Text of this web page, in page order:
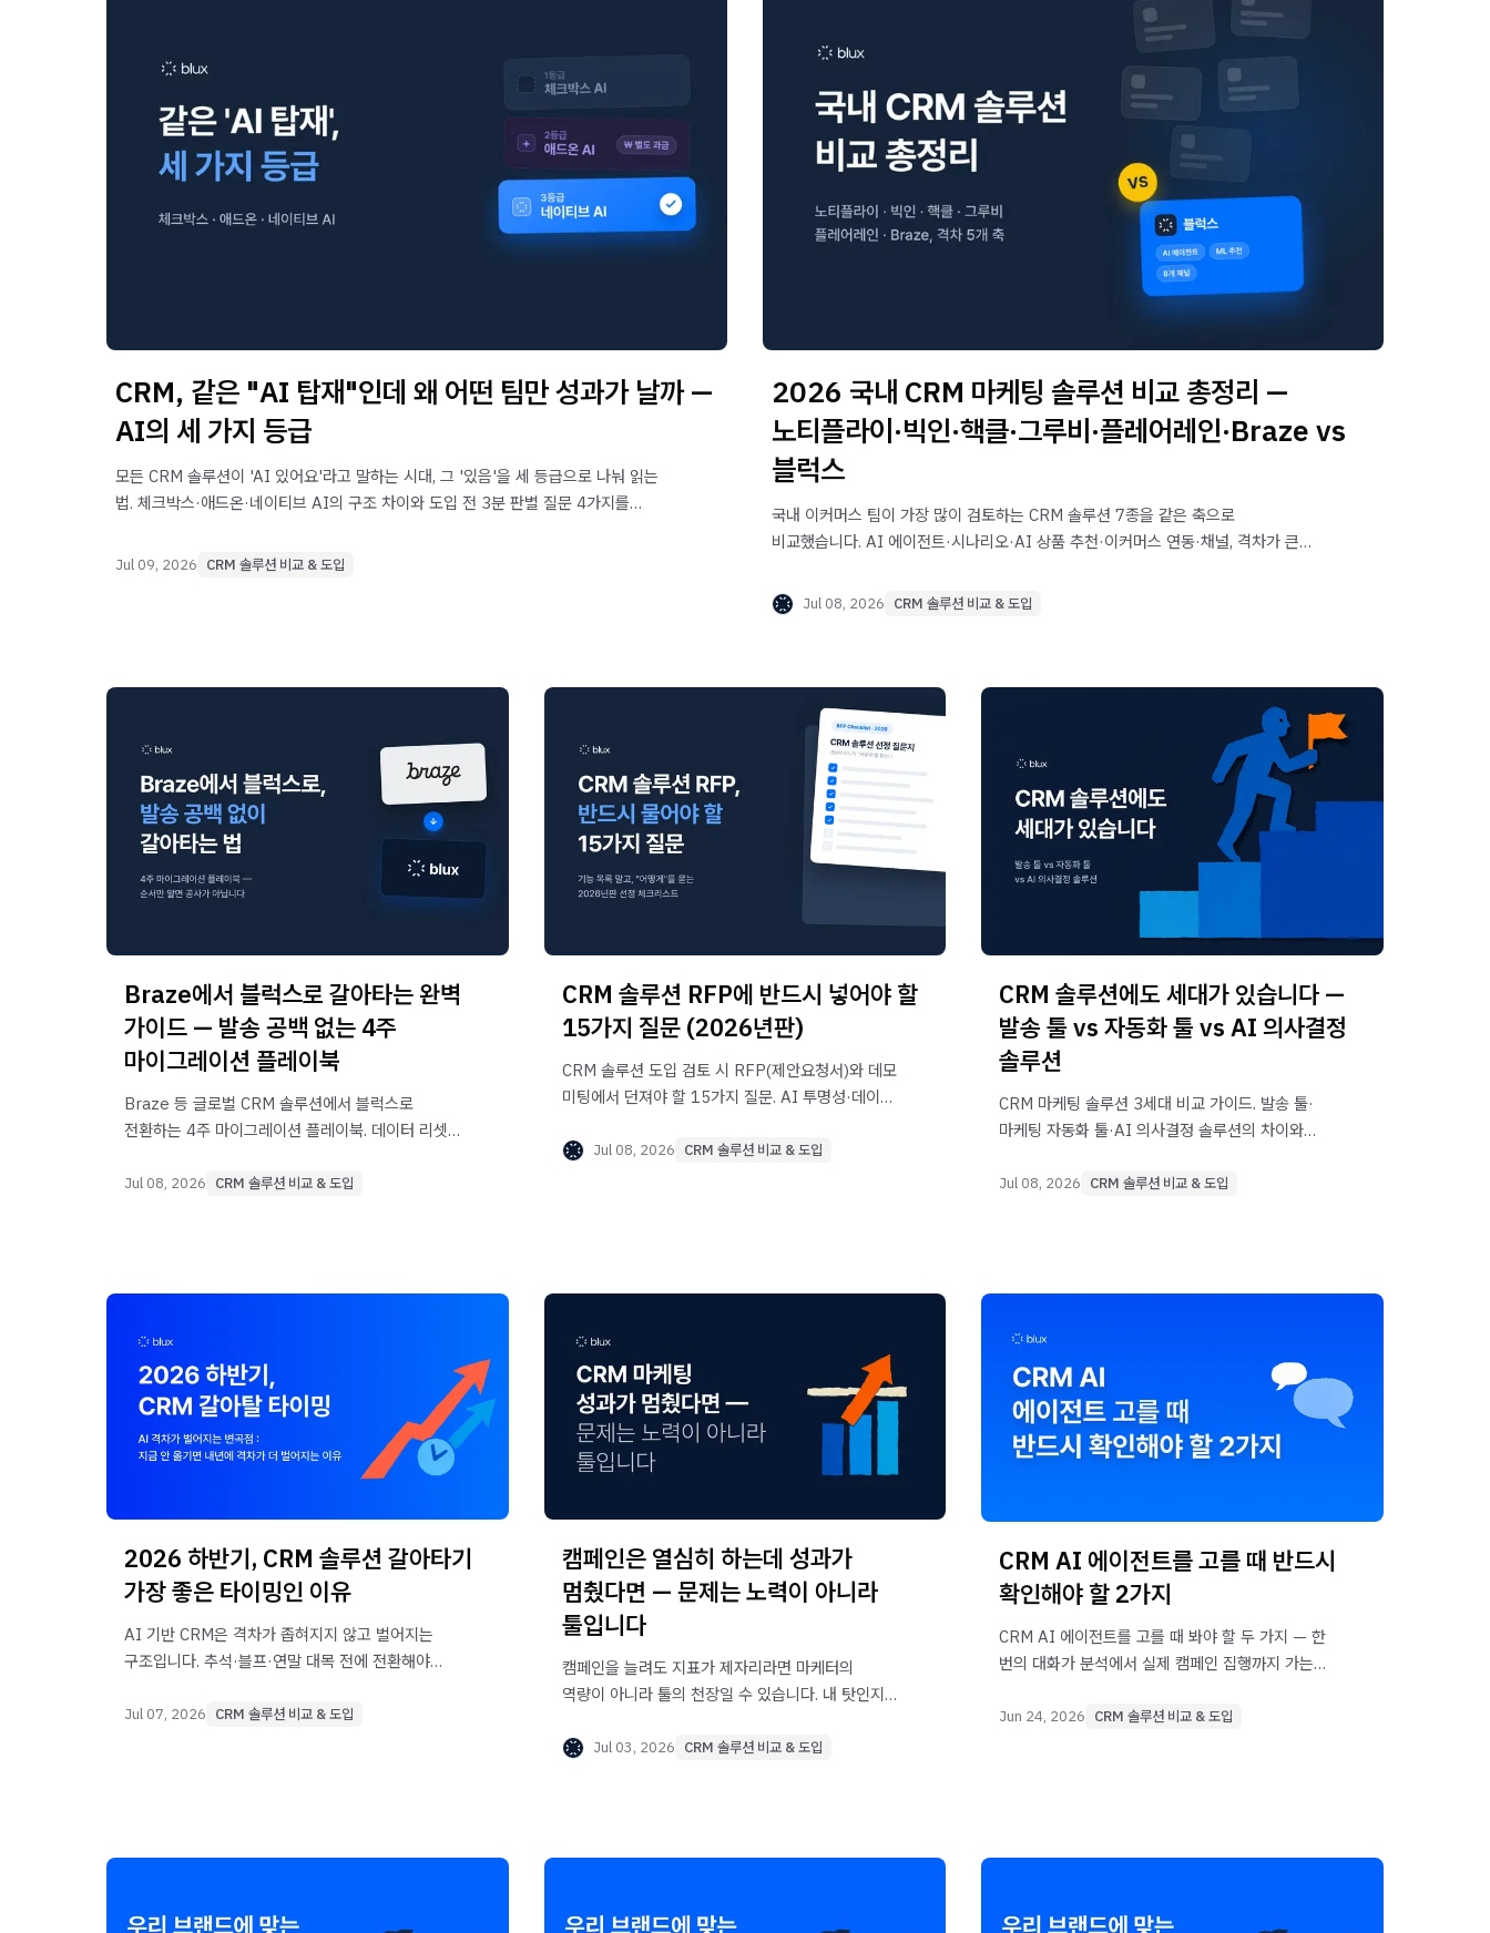
CRM, 같은 "AI 탑재"인데 왜 어떤 팀만 성과가 날까 —
AI의 세 가지 등급
모든 CRM 솔루션이 'AI 있어요'라고 말하는 시대, 그 '있음'을 세 등급으로 나눠 읽는
법. 체크박스·애드온·네이티브 AI의 구조 차이와 도입 전 3분 판별 질문 4가지를
Jul 09, 2026 CRM 솔루션 비교 & 도입
2026 국내 CRM 마케팅 솔루션 비교 총정리 —
노티플라이·빅인·핵클·그루비·플레어레인·Braze vs
블럭스
국내 이커머스 팀이 가장 많이 검토하는 CRM 솔루션 7종을 같은 축으로
비교했습니다. AI 에이전트·시나리오·AI 상품 추천·이커머스 연동·채널, 격차가 큰
Jul 08, 2026 CRM 솔루션 비교 & 도입
Braze에서 블럭스로 갈아타는 완벽
가이드 — 발송 공백 없는 4주
마이그레이션 플레이북
Braze 등 글로벌 CRM 솔루션에서 블럭스로
전환하는 4주 마이그레이션 플레이북. 데이터 리셋·
이관 순서, 전환 후 성과 지표까지 정리했습니다.
Jul 08, 2026 CRM 솔루션 비교 & 도입
CRM 솔루션 RFP에 반드시 넣어야 할
15가지 질문 (2026년판)
CRM 솔루션 도입 검토 시 RFP(제안요청서)와 데모
미팅에서 던져야 할 15가지 질문. AI 투명성·데이터
답변 신호와 함께 정리한 2026년판 선정
Jul 08, 2026 CRM 솔루션 비교 & 도입
CRM 솔루션에도 세대가 있습니다 —
발송 툴 vs 자동화 툴 vs AI 의사결정
솔루션
CRM 마케팅 솔루션 3세대 비교 가이드. 발송 툴·
마케팅 자동화 툴·AI 의사결정 솔루션의 차이와
80%→20%, 월 1,000만 원 추가 매출)로
Jul 08, 2026 CRM 솔루션 비교 & 도입
2026 하반기, CRM 솔루션 갈아타기
가장 좋은 타이밍인 이유
AI 기반 CRM은 격차가 좁혀지지 않고 벌어지는
구조입니다. 추석·블프·연말 대목 전에 전환해야
달라졌는지를 데이터로 살펴봤습니다.
Jul 07, 2026 CRM 솔루션 비교 & 도입
캠페인은 열심히 하는데 성과가
멈췄다면 — 문제는 노력이 아니라
툴입니다
캠페인을 늘려도 지표가 제자리라면 마케터의
역량이 아니라 툴의 천장일 수 있습니다. 내 탓인지
성과가 먼저 오른 실제 사례를 담았습니다.
Jul 03, 2026 CRM 솔루션 비교 & 도입
CRM AI 에이전트를 고를 때 반드시
확인해야 할 2가지
CRM AI 에이전트를 고를 때 봐야 할 두 가지 — 한
번의 대화가 분석에서 실제 캠페인 집행까지 가는지,
MCP만 제공하는 방식과 자체 에이전트를 운영하는
Jun 24, 2026 CRM 솔루션 비교 & 도입